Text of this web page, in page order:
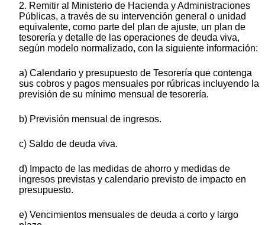
2. Remitir al Ministerio de Hacienda y Administraciones
Públicas, a través de su intervención general o unidad
equivalente, como parte del plan de ajuste, un plan de
tesorería y detalle de las operaciones de deuda viva,
según modelo normalizado, con la siguiente información:
a) Calendario y presupuesto de Tesorería que contenga
sus cobros y pagos mensuales por rúbricas incluyendo la
previsión de su mínimo mensual de tesorería.
b) Previsión mensual de ingresos.
c) Saldo de deuda viva.
d) Impacto de las medidas de ahorro y medidas de
ingresos previstas y calendario previsto de impacto en
presupuesto.
e) Vencimientos mensuales de deuda a corto y largo